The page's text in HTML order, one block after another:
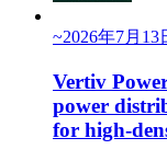
~2026年7月13
Vertiv
power
for high-